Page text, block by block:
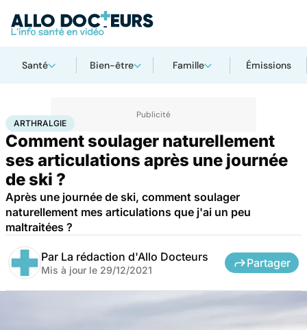
Santé Bien-être Famille Émissions
AccueilSantéMaladies
ARTHRALGIE
Comment soulager naturellement
ses articulations après une journée
de ski ?
Après une journée de ski, comment soulager
naturellement mes articulations que j'ai un peu
maltraitées ?
Par La rédaction d'Allo Docteurs
Mis à jour le 29/12/2021
Partager